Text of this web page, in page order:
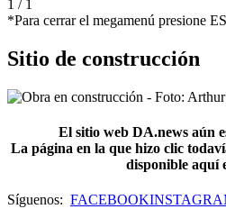
1 / 1
*Para cerrar el megamenú presione
Sitio de construcción
El sitio web DA.news aún
La página en la que hizo clic
disponible aquí
Síguenos: FACEBOOK